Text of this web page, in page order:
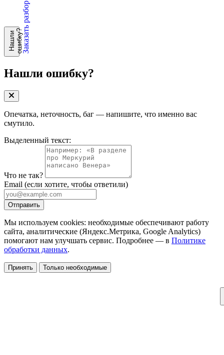
Н
а
ш
л
и
о
ш
и
б
к
у?Заказать разбор
Нашли ошибку?
Опечатка, неточность, баг — напишите, что именно вас
смутило.
Выделенный текст:
Что не так?
Email (если хотите, чтобы ответили)
Отправить
Мы используем cookies: необходимые обеспечивают работу
сайта, аналитические (Яндекс.Метрика, Google Analytics)
помогают нам улучшать сервис. Подробнее — в Политике
обработки данных.
Принять Только необходимые